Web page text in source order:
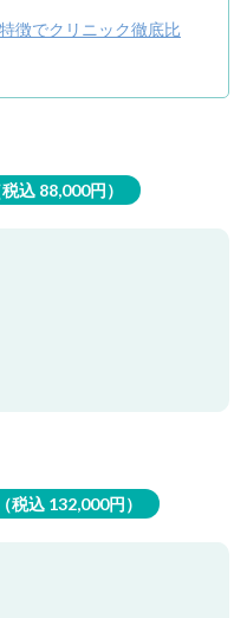
徴でクリニック徹底比
込 88,000円）
税込 132,000円）